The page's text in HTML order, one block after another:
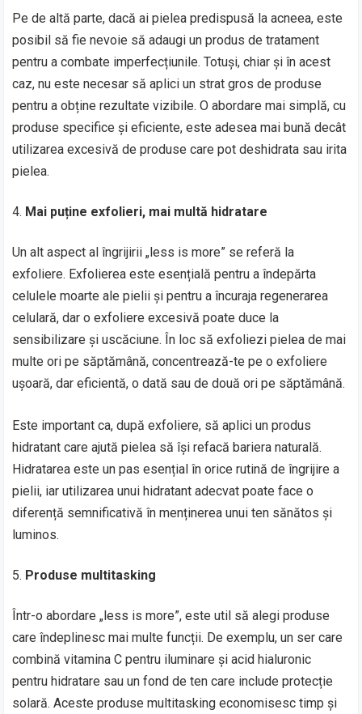
Pe de altă parte, dacă ai pielea predispusă la acneea, este
posibil să fie nevoie să adaugi un produs de tratament
pentru a combate imperfecțiunile. Totuși, chiar și în acest
caz, nu este necesar să aplici un strat gros de produse
pentru a obține rezultate vizibile. O abordare mai simplă, cu
produse specifice și eficiente, este adesea mai bună decât
utilizarea excesivă de produse care pot deshidrata sau irita
pielea.
Mai puține exfolieri, mai multă hidratare
Un alt aspect al îngrijirii „less is more” se referă la
exfoliere. Exfolierea este esențială pentru a îndepărta
celulele moarte ale pielii și pentru a încuraja regenerarea
celulară, dar o exfoliere excesivă poate duce la
sensibilizare și uscăciune. În loc să exfoliezi pielea de mai
multe ori pe săptămână, concentrează-te pe o exfoliere
ușoară, dar eficientă, o dată sau de două ori pe săptămână.
Este important ca, după exfoliere, să aplici un produs
hidratant care ajută pielea să își refacă bariera naturală.
Hidratarea este un pas esențial în orice rutină de îngrijire a
pielii, iar utilizarea unui hidratant adecvat poate face o
diferență semnificativă în menținerea unui ten sănătos și
luminos.
Produse multitasking
Într-o abordare „less is more”, este util să alegi produse
care îndeplinesc mai multe funcții. De exemplu, un ser care
combină vitamina C pentru iluminare și acid hialuronic
pentru hidratare sau un fond de ten care include protecție
solară. Aceste produse multitasking economisesc timp și